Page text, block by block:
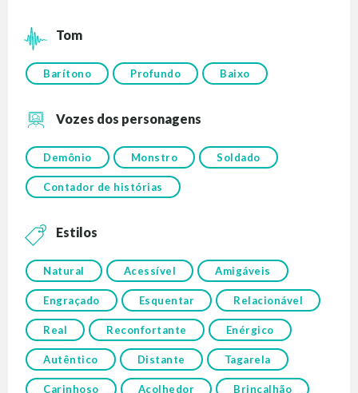
Tom
Barítono Profundo Baixo
Vozes dos personagens
Demônio Monstro Soldado
Contador de histórias
Estilos
Natural Acessível Amigáveis
Engraçado Esquentar Relacionável
Real Reconfortante Enérgico
Autêntico Distante Tagarela
Carinhoso Acolhedor Brincalhão